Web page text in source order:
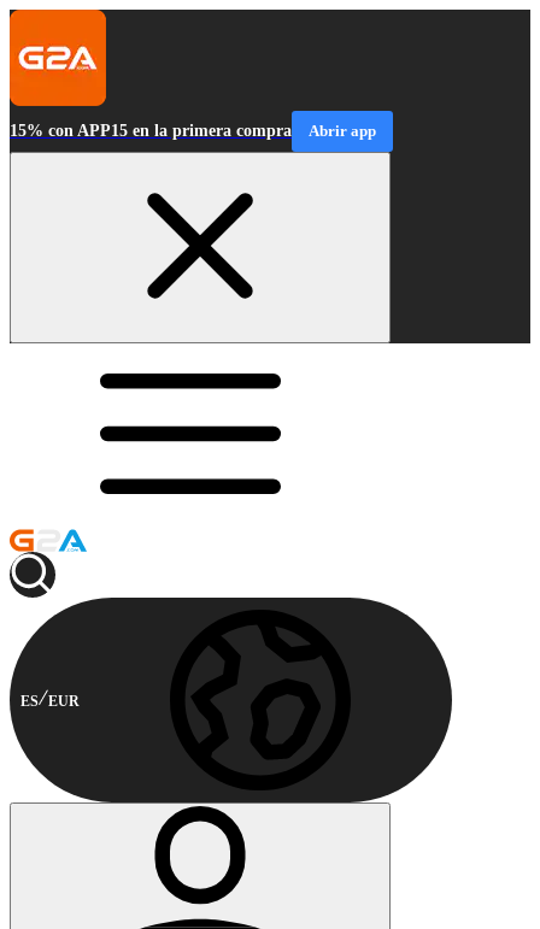
15% con APP15 en la primera compra Abrir app
ES EUR